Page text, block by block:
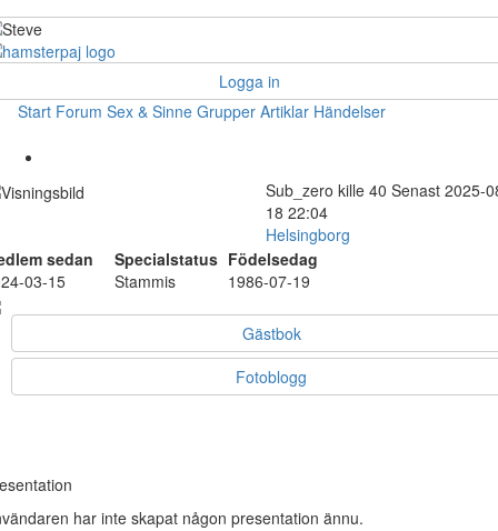
Logga in
Start Forum Sex & Sinne Grupper Artiklar Händelser
Sub_zero kille 40 Senast 2025-
18 22:04
Helsingborg
sedan
Specialstatus Födelsedag
03-15
Stammis 1986-07-19
Gästbok
Fotoblogg
har inte skapat någon presentation ännu.